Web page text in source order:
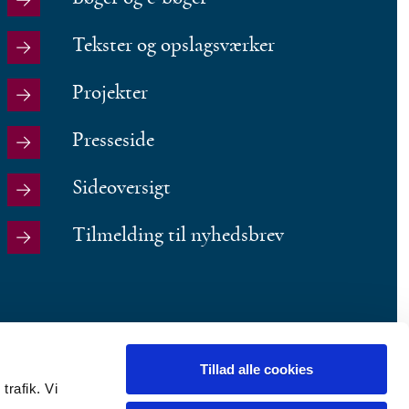
trafik. Vi
Tillad alle cookies
Tekster og opslagsværker
Projekter
Presseside
Sideoversigt
Tilmelding til nyhedsbrev